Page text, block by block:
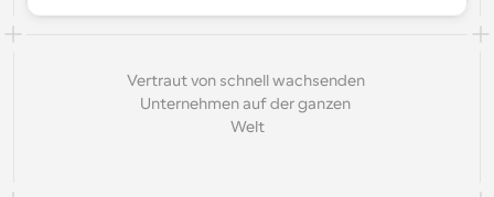
Vertraut von schnell wachsenden
Unternehmen auf der ganzen
Welt